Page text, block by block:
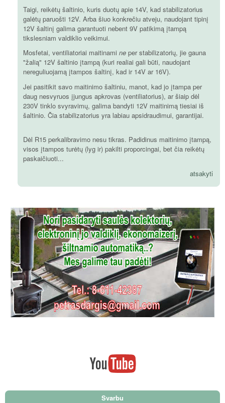
Taigi, reikėtų šaltinio, kuris duotų apie 14V, kad stabilizatorius
galėtų paruošti 12V. Arba šiuo konkrečiu atveju, naudojant tipinį
12V šaltinį galima garantuoti nebent 9V patikimą įtampą
tikslesniam valdiklio veikimui.
Mosfetai, ventiliatoriai maitinami ne per stabilizatorių, jie gauna
"žalią" 12V šaltinio įtampą (kuri realiai gali būti, naudojant
nereguliuojamą įtampos šaltinį, kad ir 14V ar 16V).
Jei pasitikit savo maitinimo šaltiniu, manot, kad jo įtampa per
daug nesvyruos įjungus apkrovas (ventiliatorius), ar šiaip dėl
230V tinklo svyravimų, galima bandyti 12V maitinimą tiesiai iš
šaltinio. Čia stabilizatorius yra labiau apsidraudimui, garantijai.
Dėl R15 perkalibravimo nesu tikras. Padidinus maitinimo įtampą,
visos įtampos turėtų (lyg ir) pakilti proporcingai, bet čia reikėtų
paskaičiuoti...
atsakyti
Svarbu